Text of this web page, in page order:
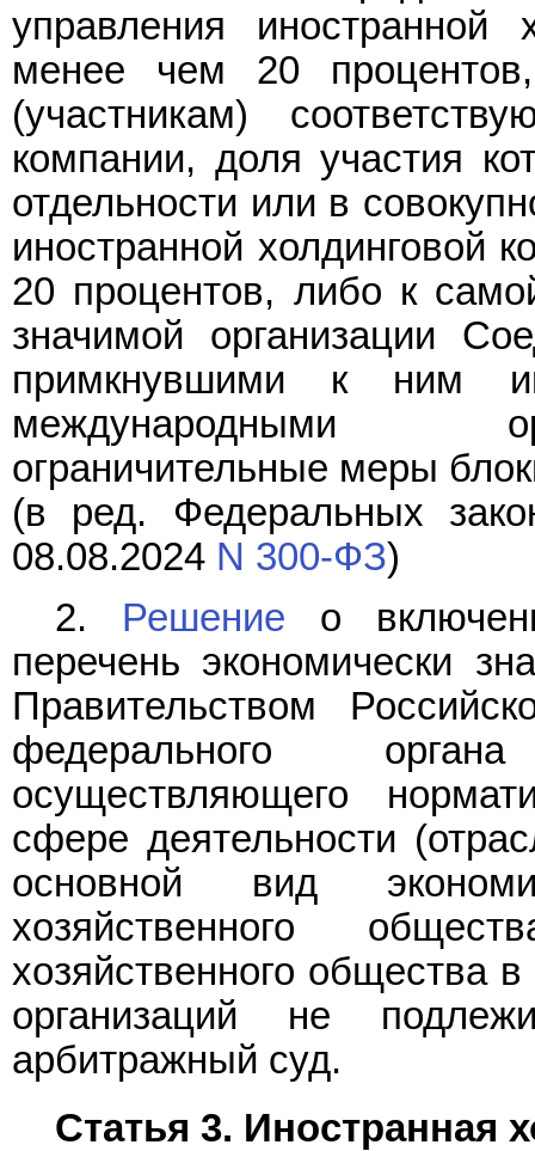
управления иностранной
менее чем 20
(участникам)
компании, доля участия
отдельности или в
иностранной холдинговой
20 процентов, либо к
значимой организации
примкнувшими к ним
международными
ограничительные меры
(в ред. Федеральных
08.08.2024 N 300-ФЗ)
2. Решение о
перечень экономически
Правительством
федерального
осуществляющего
сфере деятельности
основной вид
хозяйственного
хозяйственного общества
организаций не
арбитражный суд.
Статья 3. Иностранная